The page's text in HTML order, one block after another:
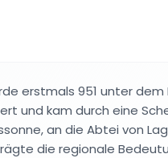
erstmals 951 unter
und kam durch eine
an die Abtei von
die regionale